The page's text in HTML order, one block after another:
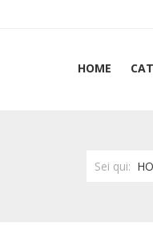
HOME
Sei qui: